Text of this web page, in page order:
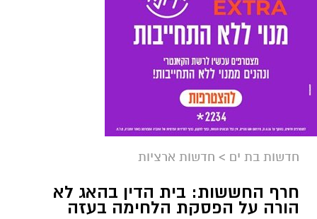
חדשות בת ים > חדשות ארציות
חרף החששות: בית הדין בהאג לא
הורה על הפסקת הלחימה בעזה